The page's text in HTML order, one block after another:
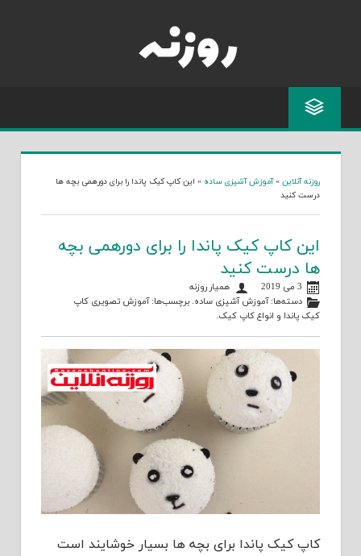
روزنه آنلاین »آموزش آشپزی ساده » این کاپ کیک پاندا را برای دورهمی بچه ها
درست کنید
این کاپ کیک پاندا را برای دورهمی بچه
ها درست کنید
3 می 2019
همیار روزنه
دسته‌ها:آموزش آشپزی ساده. برچسب‌ها:آموزش تصویری کاپ
کیک پاندا و انواع کاپ کیک.
کاپ کیک پاندا برای بچه ها بسیار خوشایند است